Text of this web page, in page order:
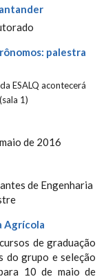
palestra
ESALQ acontecerá
1)
de 2016
de Engenharia
Agrícola
de graduação
do grupo e seleção
10 de maio de